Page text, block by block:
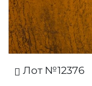
Лот №12376